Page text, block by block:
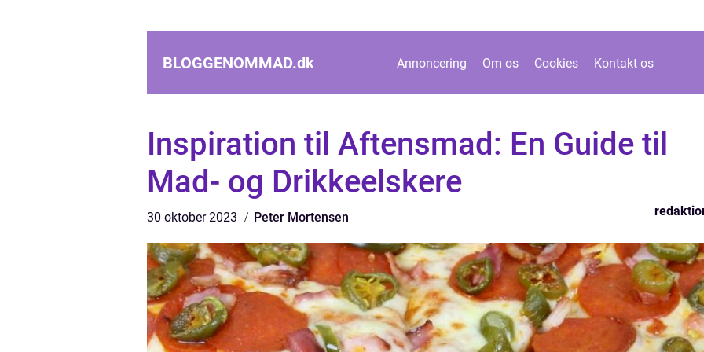
BLOGGENOMMAD.dk Annoncering Om os Cookies Kontakt os
Inspiration til Aftensmad: En Guide til
Mad- og Drikkeelskere
30 oktober 2023 Peter Mortensen